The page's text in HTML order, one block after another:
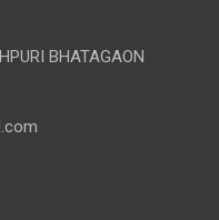
BHATAGAON